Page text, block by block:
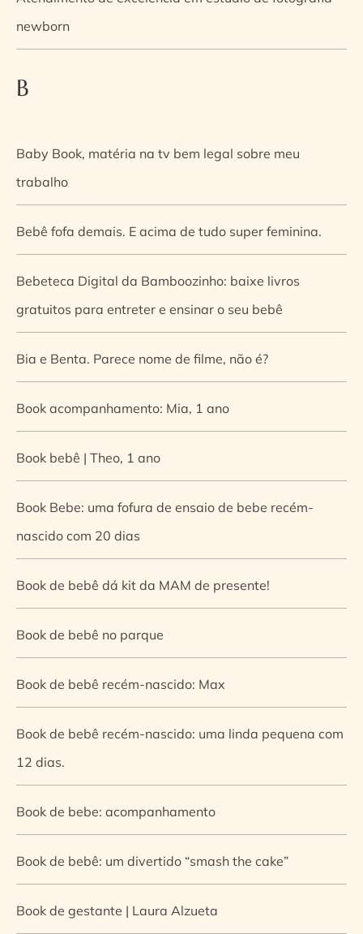
newborn
B
Baby Book, matéria na tv bem legal sobre meu
trabalho
Bebê fofa demais. E acima de tudo super feminina.
Bebeteca Digital da Bamboozinho: baixe livros
gratuitos para entreter e ensinar o seu bebê
Bia e Benta. Parece nome de filme, não é?
Book acompanhamento: Mia, 1 ano
Book bebê | Theo, 1 ano
Book Bebe: uma fofura de ensaio de bebe recém-
nascido com 20 dias
Book de bebê dá kit da MAM de presente!
Book de bebê no parque
Book de bebê recém-nascido: Max
Book de bebê recém-nascido: uma linda pequena com
12 dias.
Book de bebe: acompanhamento
Book de bebê: um divertido “smash the cake”
Book de gestante | Laura Alzueta